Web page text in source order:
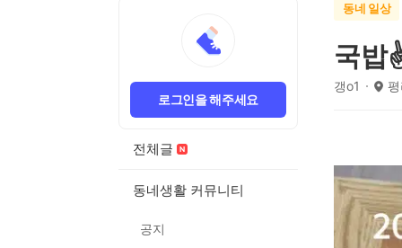
로그인을 해주세요
전체글
동네생활 커뮤니티
공지
동네 일상
국밥
갱o1